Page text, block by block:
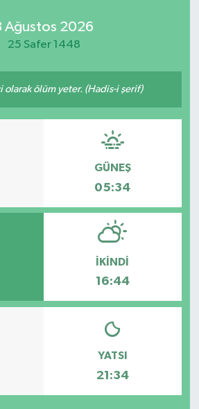
Ağustos 2026
25 Safer 1448
olarak ölüm yeter. (Hadis-i şerif)
GÜNEŞ
05:34
İKINDI
16:44
YATSI
21:34